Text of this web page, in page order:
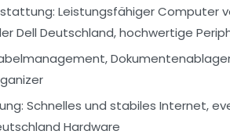
Leistungsfähiger Computer
Dell Deutschland, hochwertige
Schnelles und stabiles Internet,
Hardware